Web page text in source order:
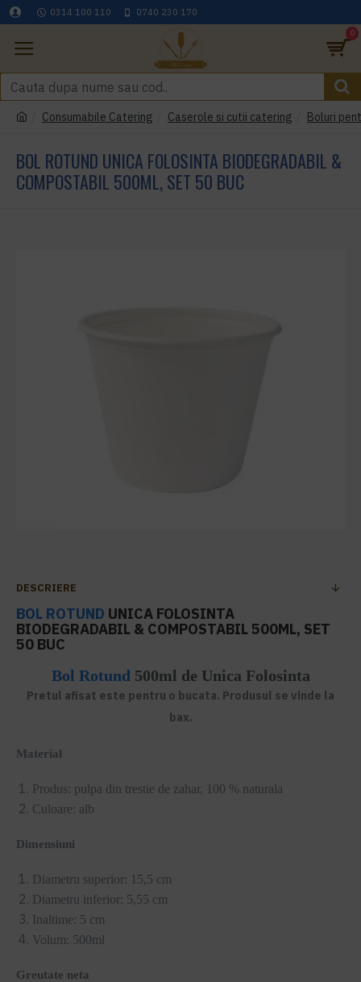
0314 100 110 0740 230 170
0
Consumabile Catering Caserole si cutii catering Boluri
BOL ROTUND UNICA FOLOSINTA BIODEGRADABIL &
COMPOSTABIL 500ML, SET 50 BUC
DESCRIERE
BOL ROTUND UNICA FOLOSINTA
BIODEGRADABIL & COMPOSTABIL 500ML, SET
50 BUC
Bol Rotund 500ml de Unica Folosinta
Pretul afisat este pentru o bucata. Produsul se vinde la
bax.
Material
Produs: pulpa din trestie de zahar, 100 % naturala
Culoare: alb
Dimensiuni
Diametru superior: 15,5 cm
Diametru inferior: 5,55 cm
Inaltime: 5 cm
Volum: 500ml
Greutate neta